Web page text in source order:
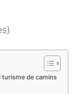
turisme de camins